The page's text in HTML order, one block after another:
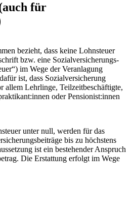
für
bezieht, dass keine Lohnsteuer
bzw. eine Sozialversicherungs-
im Wege der Veranlagung
ist, dass Sozialversicherung
allem Lehrlinge, Teilzeitbeschäftigte,
oder Pensionist:innen
unter null, werden für das
bis zu höchstens
ist ein bestehender Anspruch
Die Erstattung erfolgt im Wege